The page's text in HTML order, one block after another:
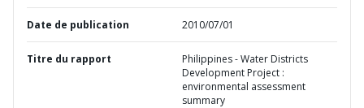
Date de publication 2010/07/01
Titre du rapport
Philippines - Water Districts
Development Project :
environmental assessment
summary